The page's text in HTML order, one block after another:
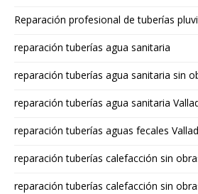
Reparación profesional de tuberías
reparación tuberías agua sanitaria
reparación tuberías agua sanitaria sin
reparación tuberías agua sanitaria
reparación tuberías aguas fecales
reparación tuberías calefacción sin
reparación tuberías calefacción sin